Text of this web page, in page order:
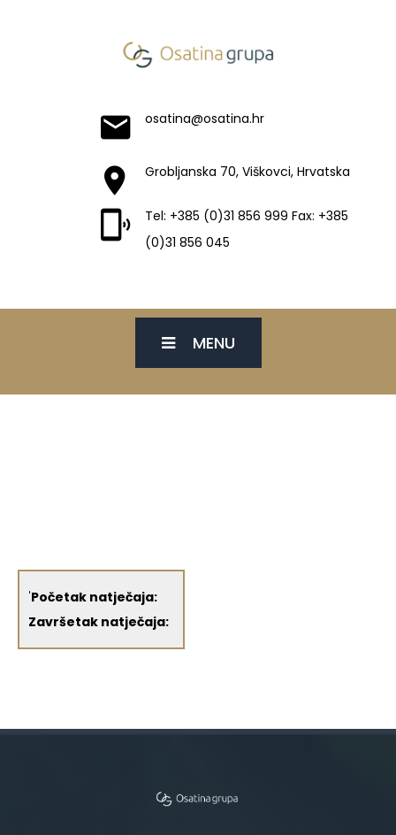
osatina@osatina.hr
Grobljanska 70, Viškovci, Hrvatska
Tel: +385 (0)31 856 999 Fax: +385
(0)31 856 045
MENU
'Početak natječaja:
Završetak natječaja: